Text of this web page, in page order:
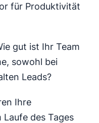
für Produktivität
gut ist Ihr Team
sowohl bei
Leads?
Ihre
des Tages